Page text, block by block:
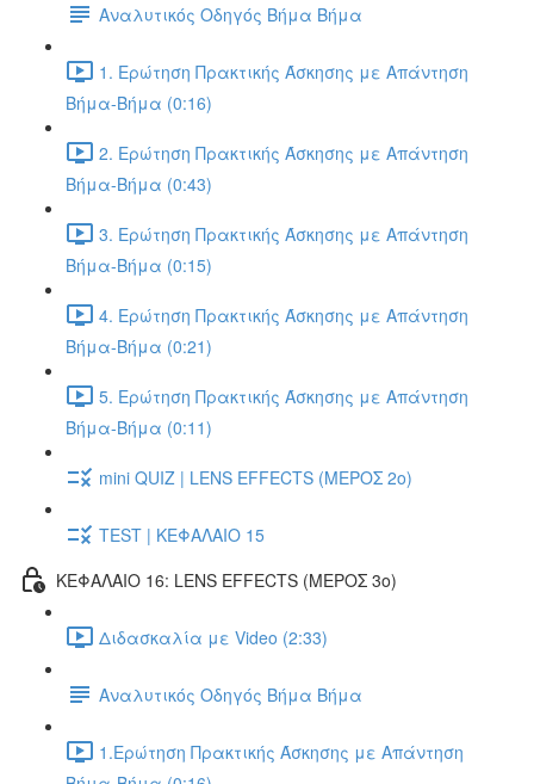
Αναλυτικός Οδηγός Βήμα Βήμα
1. Ερώτηση Πρακτικής Άσκησης με Απάντηση
Βήμα-Βήμα (0:16)
2. Ερώτηση Πρακτικής Άσκησης με Απάντηση
Βήμα-Βήμα (0:43)
3. Ερώτηση Πρακτικής Άσκησης με Απάντηση
Βήμα-Βήμα (0:15)
4. Ερώτηση Πρακτικής Άσκησης με Απάντηση
Βήμα-Βήμα (0:21)
5. Ερώτηση Πρακτικής Άσκησης με Απάντηση
Βήμα-Βήμα (0:11)
mini QUIZ | LENS EFFECTS (ΜΕΡΟΣ 2o)
TEST | ΚΕΦΑΛΑΙΟ 15
ΚΕΦΑΛΑΙΟ 16: LENS EFFECTS (ΜΕΡΟΣ 3o)
Διδασκαλία με Video (2:33)
Αναλυτικός Οδηγός Βήμα Βήμα
1.Ερώτηση Πρακτικής Άσκησης με Απάντηση